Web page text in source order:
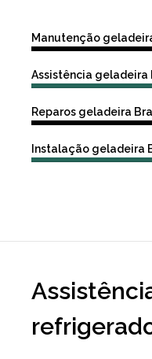
Manutenção
Assistência geladeira
Reparos geladeira
Instalação geladeira